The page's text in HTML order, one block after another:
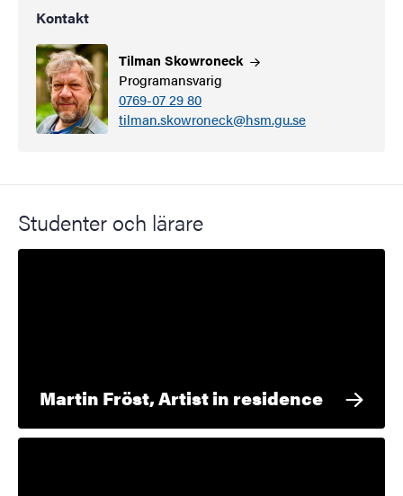
Kontakt
Tilman Skowroneck
Programansvarig
0769-07 29 80
tilman.skowroneck@hsm.gu.se
Studenter och lärare
Martin Fröst, Artist in residence